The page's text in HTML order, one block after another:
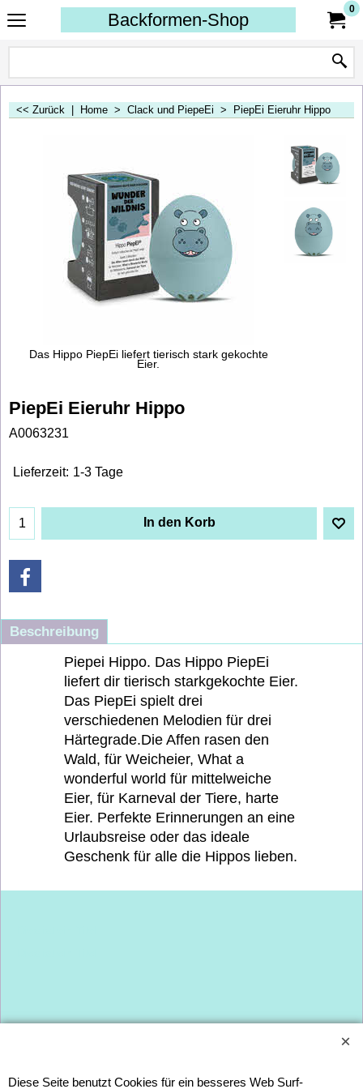
Backformen-Shop
0
<< Zurück Home > Clack und PiepeEi > PiepEi Eieruhr Hippo
Das Hippo PiepEi liefert tierisch stark gekochte
Eier.
PiepEi Eieruhr Hippo
A0063231
Lieferzeit: 1-3 Tage
In den Korb
Beschreibung
Piepei Hippo. Das Hippo PiepEi
liefert dir tierisch starkgekochte Eier.
Das PiepEi spielt drei
verschiedenen Melodien für drei
Härtegrade.Die Affen rasen den
Wald, für Weicheier, What a
wonderful world für mittelweiche
Eier, für Karneval der Tiere, harte
Eier. Perfekte Erinnerungen an eine
Urlaubsreise oder das ideale
Geschenk für alle die Hippos lieben.
Diese Seite benutzt Cookies für ein besseres Web Surf-